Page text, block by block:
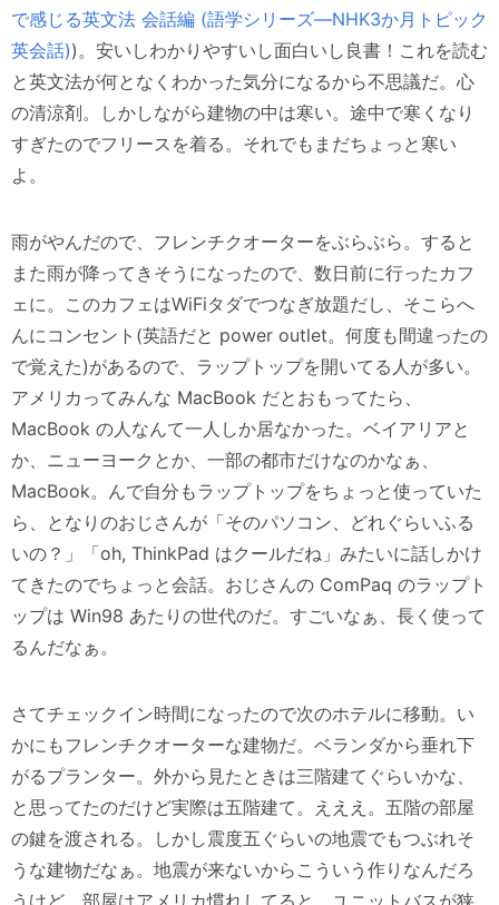
で感じる英文法 会話編 (語学シリーズ―NHK3か月トピック
英会話))。安いしわかりやすいし面白いし良書！これを読む
と英文法が何となくわかった気分になるから不思議だ。心
の清涼剤。しかしながら建物の中は寒い。途中で寒くなり
すぎたのでフリースを着る。それでもまだちょっと寒い
よ。
雨がやんだので、フレンチクオーターをぶらぶら。すると
また雨が降ってきそうになったので、数日前に行ったカフ
ェに。このカフェはWiFiタダでつなぎ放題だし、そこらへ
んにコンセント(英語だと power outlet。何度も間違ったの
で覚えた)があるので、ラップトップを開いてる人が多い。
アメリカってみんな MacBook だとおもってたら、
MacBook の人なんて一人しか居なかった。ベイアリアと
か、ニューヨークとか、一部の都市だけなのかなぁ、
MacBook。んで自分もラップトップをちょっと使っていた
ら、となりのおじさんが「そのパソコン、どれぐらいふる
いの？」「oh, ThinkPad はクールだね」みたいに話しかけ
てきたのでちょっと会話。おじさんの ComPaq のラップト
ップは Win98 あたりの世代のだ。すごいなぁ、長く使って
るんだなぁ。
さてチェックイン時間になったので次のホテルに移動。い
かにもフレンチクオーターな建物だ。ベランダから垂れ下
がるプランター。外から見たときは三階建てぐらいかな、
と思ってたのだけど実際は五階建て。えええ。五階の部屋
の鍵を渡される。しかし震度五ぐらいの地震でもつぶれそ
うな建物だなぁ。地震が来ないからこういう作りなんだろ
うけど。部屋はアメリカ慣れしてると、ユニットバスが狭